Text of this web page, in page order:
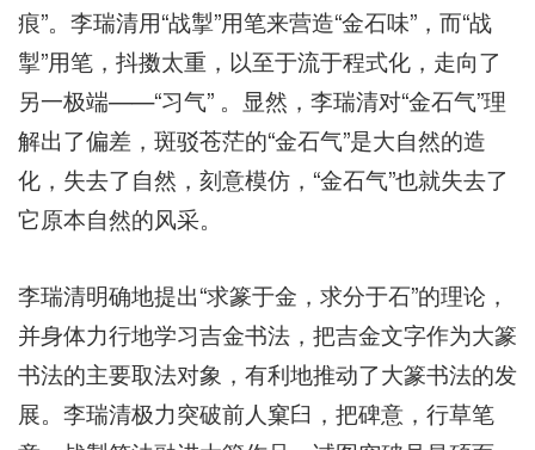
痕”。李瑞清用“战掣”用笔来营造“金石味”，而“战
掣”用笔，抖擞太重，以至于流于程式化，走向了
另一极端——“习气” 。显然，李瑞清对“金石气”理
解出了偏差，斑驳苍茫的“金石气”是大自然的造
化，失去了自然，刻意模仿，“金石气”也就失去了
它原本自然的风采。
李瑞清明确地提出“求篆于金，求分于石”的理论，
并身体力行地学习吉金书法，把吉金文字作为大篆
书法的主要取法对象，有利地推动了大篆书法的发
展。李瑞清极力突破前人窠臼，把碑意，行草笔